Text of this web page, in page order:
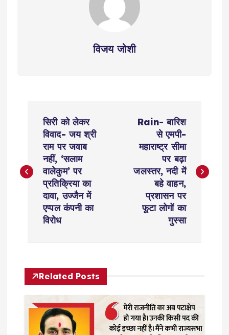
विजय जोशी
s
v
g
सिरी को लेकर
विवाद- जय श्री
राम पर जवाब
नहीं, ‘सलाम
वालेकुम’ पर
प्रतिक्रिया का
दावा, उज्जैन में
एप्पल कंपनी का
विरोध
Rain- बारिश
से एमपी-
महाराष्ट्र सीमा
पर बढ़ा
जलस्तर, नदी में
बहे वाहन,
प्रशासन पर
फूटा लोगों का
गुस्सा
Related Posts